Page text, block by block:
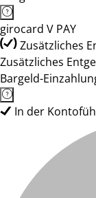
girocard V PAY
Zusätzliches
Zusätzliches
Bargeld-
In der